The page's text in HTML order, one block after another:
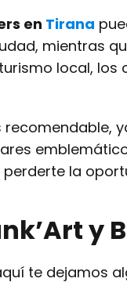
en Tirana
mientras
local, los
la
y
te dejamos